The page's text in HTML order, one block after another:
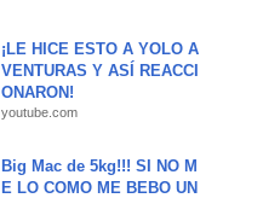
¡LE HICE ESTO A YOLO A
VENTURAS Y ASÍ REACCI
ONARON!
youtube.com
Big Mac de 5kg!!! SI NO M
E LO COMO ME BEBO UN